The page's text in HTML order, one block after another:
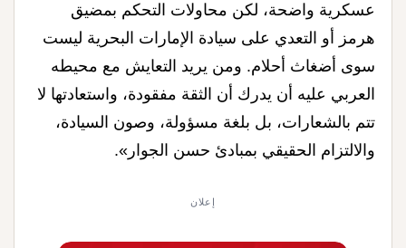
عسكرية واضحة، لكن محاولات التحكم بمضيق
هرمز أو التعدي على سيادة الإمارات البحرية ليست
سوى أضغاث أحلام. ومن يريد التعايش مع محيطه
العربي عليه أن يدرك أن الثقة مفقودة، واستعادتها لا
تتم بالشعارات، بل بلغة مسؤولة، وصون السيادة،
والالتزام الحقيقي بمبادئ حسن الجوار».
إعلان